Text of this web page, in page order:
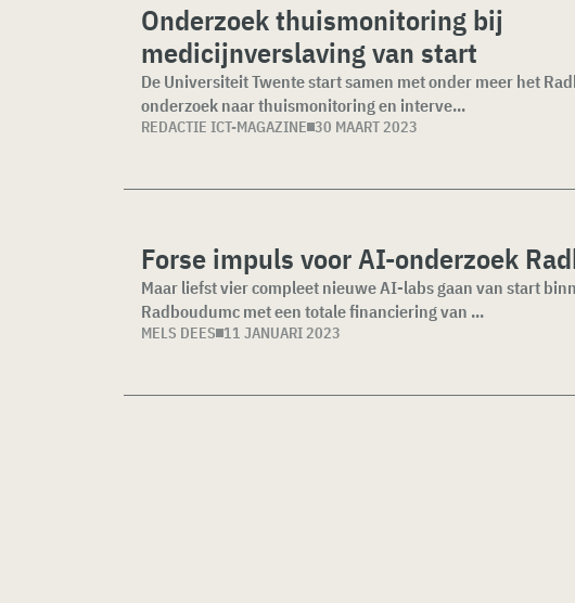
Onderzoek thuismonitoring bij
medicijnverslaving van start
De Universiteit Twente start samen met onder meer het
onderzoek naar thuismonitoring en interve...
REDACTIE ICT-MAGAZINE 30 MAART 2023
Forse impuls voor AI-onderzoek
Maar liefst vier compleet nieuwe AI-labs gaan van start
Radboudumc met een totale financiering van ...
MELS DEES 11 JANUARI 2023